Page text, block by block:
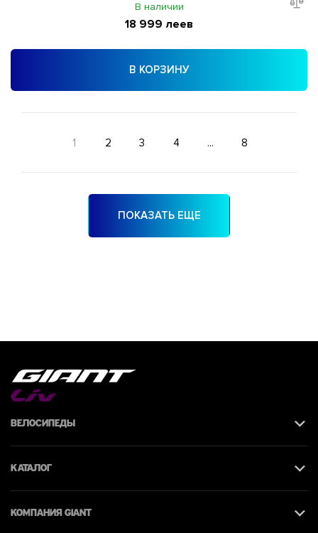
В наличии
18 999 леев
В КОРЗИНУ
1 2 3 4 ... 8
ПОКАЗАТЬ ЕЩЕ
Велосипеды
Каталог
КОМПАНИЯ giant